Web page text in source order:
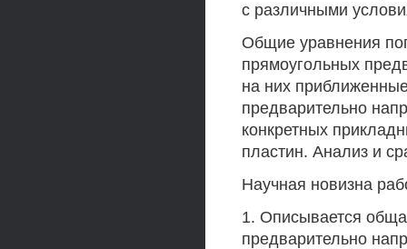
с различными
Общие уравнения
прямоугольных
на них
предварительно
конкретных
пластин. Анализ и
Научная новизна
1. Описывается
предварительно